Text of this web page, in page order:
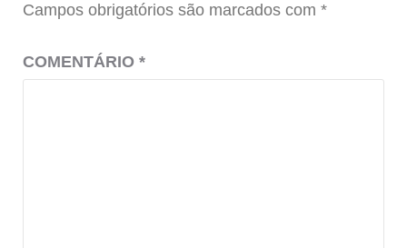
Campos obrigatórios são marcados com *
COMENTÁRIO *